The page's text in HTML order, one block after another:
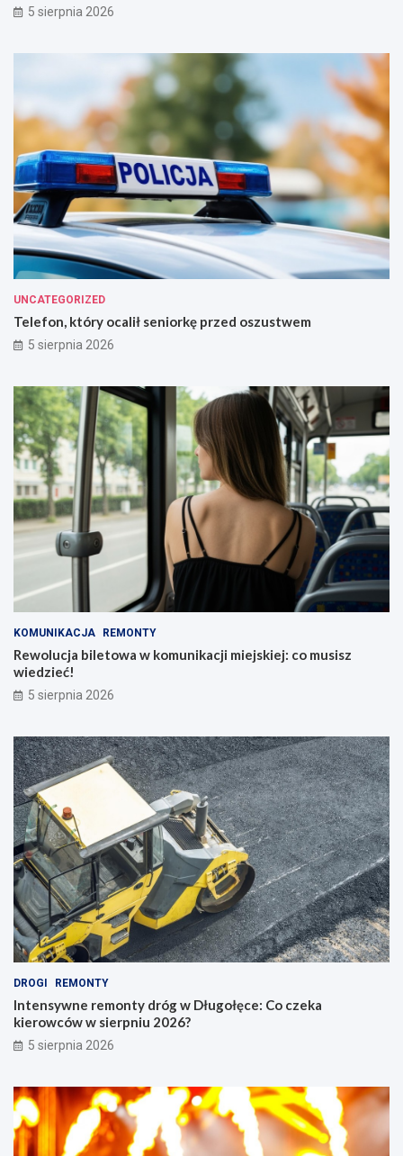
5 sierpnia 2026
UNCATEGORIZED
Telefon, który ocalił seniorkę przed oszustwem
5 sierpnia 2026
KOMUNIKACJA REMONTY
Rewolucja biletowa w komunikacji miejskiej: co musisz
wiedzieć!
5 sierpnia 2026
DROGI REMONTY
Intensywne remonty dróg w Długołęce: Co czeka
kierowców w sierpniu 2026?
5 sierpnia 2026